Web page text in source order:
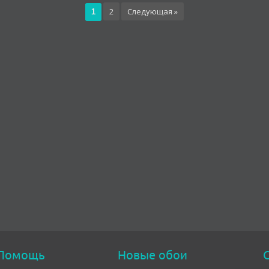
1 2 Следующая »
Новые обои